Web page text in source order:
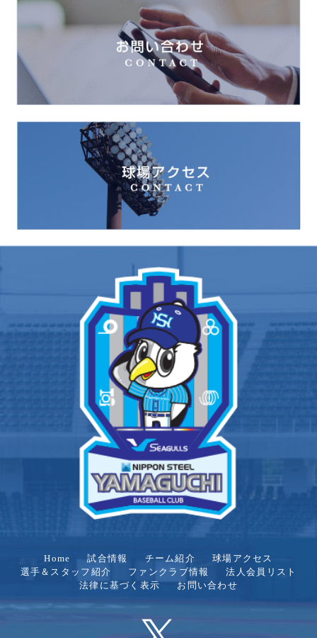
Home 試合情報 チーム紹介
球場アクセス
選手＆スタッフ紹介
ファンクラブ情報
法人会員リスト
法律に基づく表示
お問い合わせ